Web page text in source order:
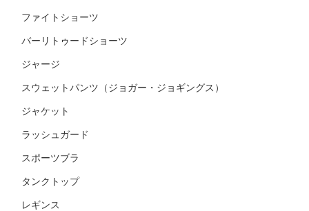
ファイトショーツ
バーリトゥードショーツ
ジャージ
スウェットパンツ（ジョガー・ジョギングス）
ジャケット
ラッシュガード
スポーツブラ
タンクトップ
レギンス